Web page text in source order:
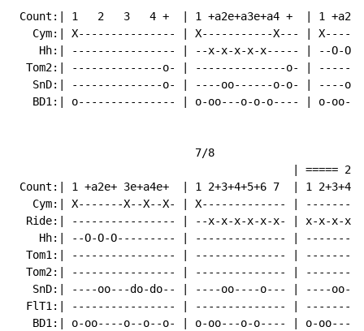
Count:| 1   2   3   4 +  | 1 +a2e+a3e+a4 +  | 1
Cym:| X--------------- | X-----------X--- |
Hh:| ---------------- | --x-x-x-x-x----- | --O-O-
Tom2:| --------------o- | --------------o- |
SnD:| --------------o- | ----oo------o-o- | ----
BD1:| o--------------- | o-oo---o-o-o---- | o-
7/8
| ===== 2x
Count:| 1 +a2e+ 3e+a4e+  | 1 2+3+4+5+6 7  | 1
Cym:| X-------X--X--X- | X------------- |
Ride:| ---------------- | --x-x-x-x-x-x- | x-x-x-x-
Hh:| --O-O-O--------- | -------------- |
Tom1:| ---------------- | -------------- |
Tom2:| ---------------- | -------------- |
SnD:| ----oo---do-do-- | ----oo----o--- | ----
FlT1:| ---------------- | -------------- |
BD1:| o-oo----o--o--o- | o-oo---o-o---- | o-oo---